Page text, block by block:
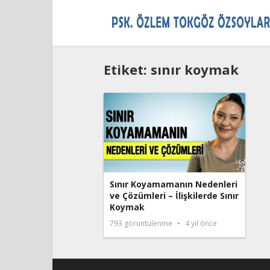
Etiket: sınır koymak
Sınır Koyamamanın Nedenleri
ve Çözümleri – İlişkilerde Sınır
Koymak
793 görüntülenme 4 yıl önce